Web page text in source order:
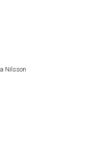
Nilsson